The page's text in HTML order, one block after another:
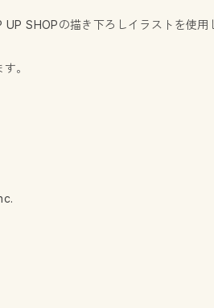
UP SHOPの描き下ろしイラストを使
。